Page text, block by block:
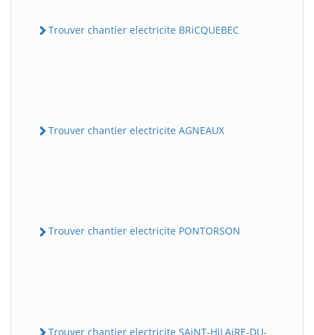
Trouver chantier electricite BRiCQUEBEC
Trouver chantier electricite AGNEAUX
Trouver chantier electricite PONTORSON
Trouver chantier electricite SAiNT-HiLAiRE-DU-